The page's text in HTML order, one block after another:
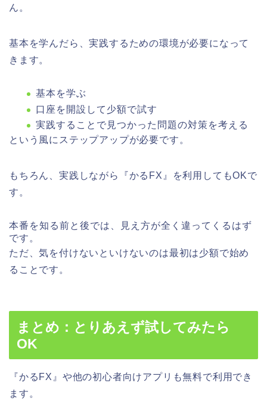
ん。
基本を学んだら、実践するための環境が必要になって
きます。
基本を学ぶ
口座を開設して少額で試す
実践することで見つかった問題の対策を考える
という風にステップアップが必要です。
もちろん、実践しながら『かるFX』を利用してもOKで
す。
本番を知る前と後では、見え方が全く違ってくるはず
です。
ただ、気を付けないといけないのは最初は少額で始め
ることです。
まとめ：とりあえず試してみたら
OK
『かるFX』や他の初心者向けアプリも無料で利用でき
ます。